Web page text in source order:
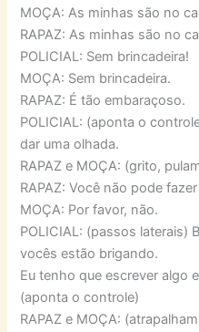
MOÇA: As minhas são no
RAPAZ: As minhas são no
POLICIAL: Sem brincadeira!
MOÇA: Sem brincadeira.
RAPAZ: É tão embaraçoso.
POLICIAL: (aponta o
dar uma olhada.
RAPAZ e MOÇA: (grito,
RAPAZ: Você não pode
MOÇA: Por favor, não.
POLICIAL: (passos laterais)
vocês estão brigando.
Eu tenho que escrever algo
(aponta o controle)
RAPAZ e MOÇA: